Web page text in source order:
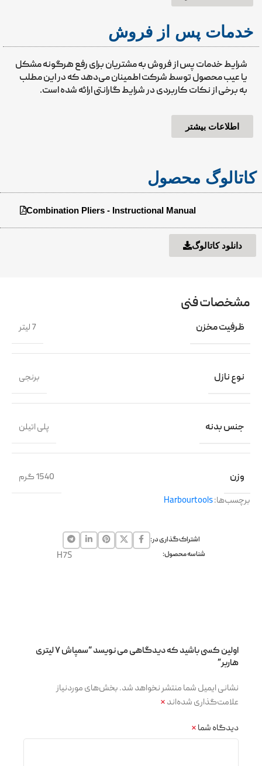
خدمات پس از فروش
شرایط خدمات پس از فروش به مشتریان برای رفع هرگونه مشکل
یا عیب محصول توسط شرکت اطمینان می‌دهد که در این مطلب
به برخی از نکات کاربردی در شرایط گارانتی ارائه شده است.
اطلاعات بیشتر
کاتالوگ محصول
Combination Pliers - Instructional Manual
دانلود کاتالوگ
مشخصات فنی
ظرفیت مخزن 7 لیتر
نوع نازل برنجی
جنس بدنه پلی اتیلن
وزن
1540 گرم
برچسب‌ها:Harbourtools
اشتراک گذاری در:
شناسه محصول:
H7S
اولین کسی باشید که دیدگاهی می نویسد “سمپاش ۷ لیتری
هاربر”
نشانی ایمیل شما منتشر نخواهد شد.بخش‌های موردنیاز
علامت‌گذاری شده‌اند*
دیدگاه شما*